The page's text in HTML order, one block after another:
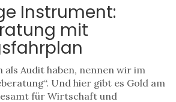
Instrument:
mit
als Audit haben, nennen wir im
Und hier gibt es Gold am
für Wirtschaft und